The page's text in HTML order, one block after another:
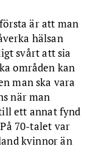
är att man
hälsan
svårt att sia
områden kan
man ska vara
när man
ett annat fynd
70-talet var
kvinnor än